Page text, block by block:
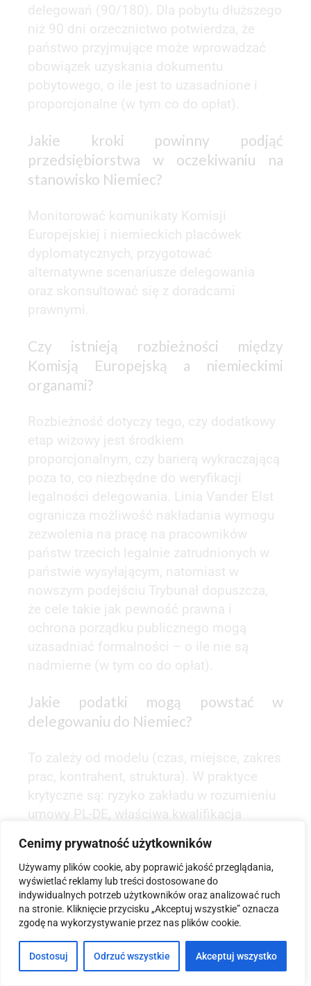
Cenimy prywatność użytkowników
Używamy plików cookie, aby poprawić jakość przeglądania,
wyświetlać reklamy lub treści dostosowane do
indywidualnych potrzeb użytkowników oraz analizować ruch
na stronie. Kliknięcie przycisku „Akceptuj wszystkie” oznacza
zgodę na wykorzystywanie przez nas plików cookie.
Dostosuj Odrzuć wszystkie Akceptuj wszystko
delegowań (90/180). Dla pobytu dłuższego
niż 90 dni orzecznictwo potwierdza, że
państwo przyjmujące może wprowadzać
obowiązek uzyskania dokumentu
pobytowego, o ile jest to uzasadnione i
proporcjonalne (w tym co do opłat).
Jakie kroki powinny podjąć
przedsiębiorstwa w oczekiwaniu na
stanowisko Niemiec?
Monitorować komunikaty Komisji
Europejskiej i niemieckich placówek
dyplomatycznych, przygotować
alternatywne scenariusze delegowania
oraz skonsultować się z doradcami
prawnymi.
Czy istnieją rozbieżności między
Komisją Europejską a niemieckimi
organami?
Rozbieżność dotyczy tego, czy dodatkowy
etap wizowy jest środkiem
proporcjonalnym, czy barierą wykraczającą
poza to, co niezbędne do weryfikacji
legalności delegowania. Linia Vander Elst
ogranicza możliwość nakładania wymogu
zezwolenia na pracę na pracowników
państw trzecich legalnie zatrudnionych w
państwie wysyłającym, natomiast w
nowszym podejściu Trybunał dopuszcza,
że cele takie jak pewność prawna i
ochrona porządku publicznego mogą
uzasadniać formalności – o ile nie są
nadmierne (w tym co do opłat).
Jakie podatki mogą powstać w
delegowaniu do Niemiec?
To zależy od modelu (czas, miejsce, zakres
prac, kontrahent, struktura). W praktyce
krytyczne są: ryzyko zakładu w rozumieniu
umowy PL-DE, właściwa kwalifikacja
rozliczeń wynagrodzeń i ubezpieczeń
społecznych (w tym dokumentacja
delegowania).
Czy sprawa wpłynie na inne
państwa Unii Europejskiej?